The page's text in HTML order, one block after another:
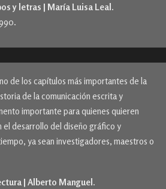
y letras | María Luisa Leal.
de los capítulos más importantes de la
de la comunicación escrita y
importante para quienes quieren
desarrollo del diseño gráfico y
ya sean investigadores, maestros o
| Alberto Manguel.